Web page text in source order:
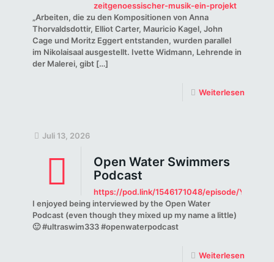
zeitgenoessischer-musik-ein-projekt
„Arbeiten, die zu den Kompositionen von Anna
Thorvaldsdottir, Elliot Carter, Mauricio Kagel, John
Cage und Moritz Eggert entstanden, wurden parallel
im Nikolaisaal ausgestellt. Ivette Widmann, Lehrende in
der Malerei, gibt […]
Weiterlesen
Juli 13, 2026
Open Water Swimmers
Podcast
https://pod.link/1546171048/episode/
I enjoyed being interviewed by the Open Water
Podcast (even though they mixed up my name a little)
🙂 #ultraswim333 #openwaterpodcast
Weiterlesen